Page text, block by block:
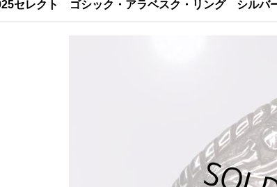
セレクト ゴシック・アラベスク・リング シル